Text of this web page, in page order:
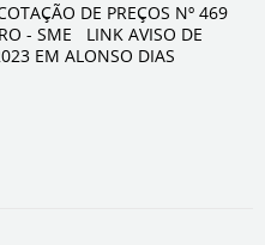
DE PREÇOS Nº 469
- SME LINK AVISO DE
EM ALONSO DIAS